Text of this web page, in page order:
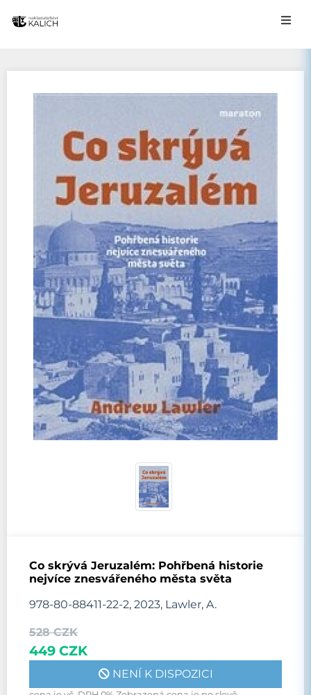
Co skrývá Jeruzalém: Pohřbená historie
nejvíce znesvářeného města světa
978-80-88411-22-2, 2023, Lawler, A.
528 CZK
449 CZK
NENÍ K DISPOZICI